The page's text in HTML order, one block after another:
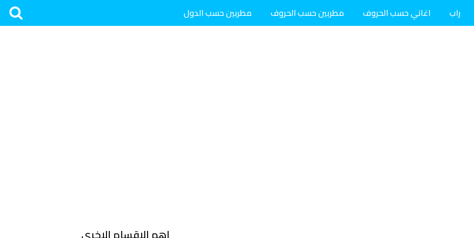
راب اغاني حسب الحروف مطربين حسب الحروف مطربين حسب الدول